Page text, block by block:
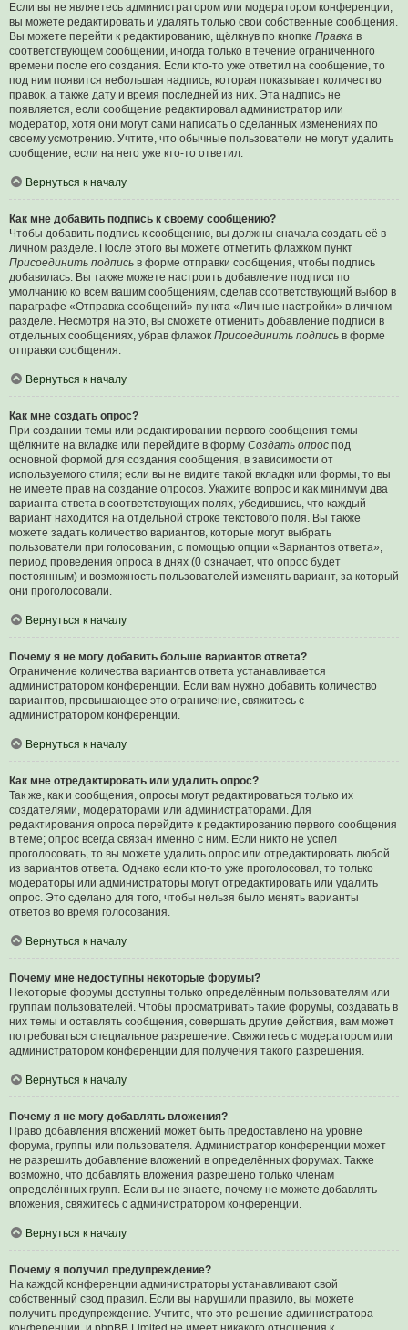
Если вы не являетесь администратором или модератором конференции,
вы можете редактировать и удалять только свои собственные сообщения.
Вы можете перейти к редактированию, щёлкнув по кнопке Правка в
соответствующем сообщении, иногда только в течение ограниченного
времени после его создания. Если кто-то уже ответил на сообщение, то
под ним появится небольшая надпись, которая показывает количество
правок, а также дату и время последней из них. Эта надпись не
появляется, если сообщение редактировал администратор или
модератор, хотя они могут сами написать о сделанных изменениях по
своему усмотрению. Учтите, что обычные пользователи не могут удалить
сообщение, если на него уже кто-то ответил.
Вернуться к началу
Как мне добавить подпись к своему сообщению?
Чтобы добавить подпись к сообщению, вы должны сначала создать её в
личном разделе. После этого вы можете отметить флажком пункт
Присоединить подпись в форме отправки сообщения, чтобы подпись
добавилась. Вы также можете настроить добавление подписи по
умолчанию ко всем вашим сообщениям, сделав соответствующий выбор в
параграфе «Отправка сообщений» пункта «Личные настройки» в личном
разделе. Несмотря на это, вы сможете отменить добавление подписи в
отдельных сообщениях, убрав флажок Присоединить подпись в форме
отправки сообщения.
Вернуться к началу
Как мне создать опрос?
При создании темы или редактировании первого сообщения темы
щёлкните на вкладке или перейдите в форму Создать опрос под
основной формой для создания сообщения, в зависимости от
используемого стиля; если вы не видите такой вкладки или формы, то вы
не имеете прав на создание опросов. Укажите вопрос и как минимум два
варианта ответа в соответствующих полях, убедившись, что каждый
вариант находится на отдельной строке текстового поля. Вы также
можете задать количество вариантов, которые могут выбрать
пользователи при голосовании, с помощью опции «Вариантов ответа»,
период проведения опроса в днях (0 означает, что опрос будет
постоянным) и возможность пользователей изменять вариант, за который
они проголосовали.
Вернуться к началу
Почему я не могу добавить больше вариантов ответа?
Ограничение количества вариантов ответа устанавливается
администратором конференции. Если вам нужно добавить количество
вариантов, превышающее это ограничение, свяжитесь с
администратором конференции.
Вернуться к началу
Как мне отредактировать или удалить опрос?
Так же, как и сообщения, опросы могут редактироваться только их
создателями, модераторами или администраторами. Для
редактирования опроса перейдите к редактированию первого сообщения
в теме; опрос всегда связан именно с ним. Если никто не успел
проголосовать, то вы можете удалить опрос или отредактировать любой
из вариантов ответа. Однако если кто-то уже проголосовал, то только
модераторы или администраторы могут отредактировать или удалить
опрос. Это сделано для того, чтобы нельзя было менять варианты
ответов во время голосования.
Вернуться к началу
Почему мне недоступны некоторые форумы?
Некоторые форумы доступны только определённым пользователям или
группам пользователей. Чтобы просматривать такие форумы, создавать в
них темы и оставлять сообщения, совершать другие действия, вам может
потребоваться специальное разрешение. Свяжитесь с модератором или
администратором конференции для получения такого разрешения.
Вернуться к началу
Почему я не могу добавлять вложения?
Право добавления вложений может быть предоставлено на уровне
форума, группы или пользователя. Администратор конференции может
не разрешить добавление вложений в определённых форумах. Также
возможно, что добавлять вложения разрешено только членам
определённых групп. Если вы не знаете, почему не можете добавлять
вложения, свяжитесь с администратором конференции.
Вернуться к началу
Почему я получил предупреждение?
На каждой конференции администраторы устанавливают свой
собственный свод правил. Если вы нарушили правило, вы можете
получить предупреждение. Учтите, что это решение администратора